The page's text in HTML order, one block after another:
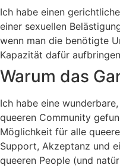
Ich habe einen
einer sexuellen
wenn man die benötigte
Kapazität dafür
Warum das
Ich habe eine
queeren Community
Möglichkeit für alle
Support, Akzeptanz und
queeren People (und